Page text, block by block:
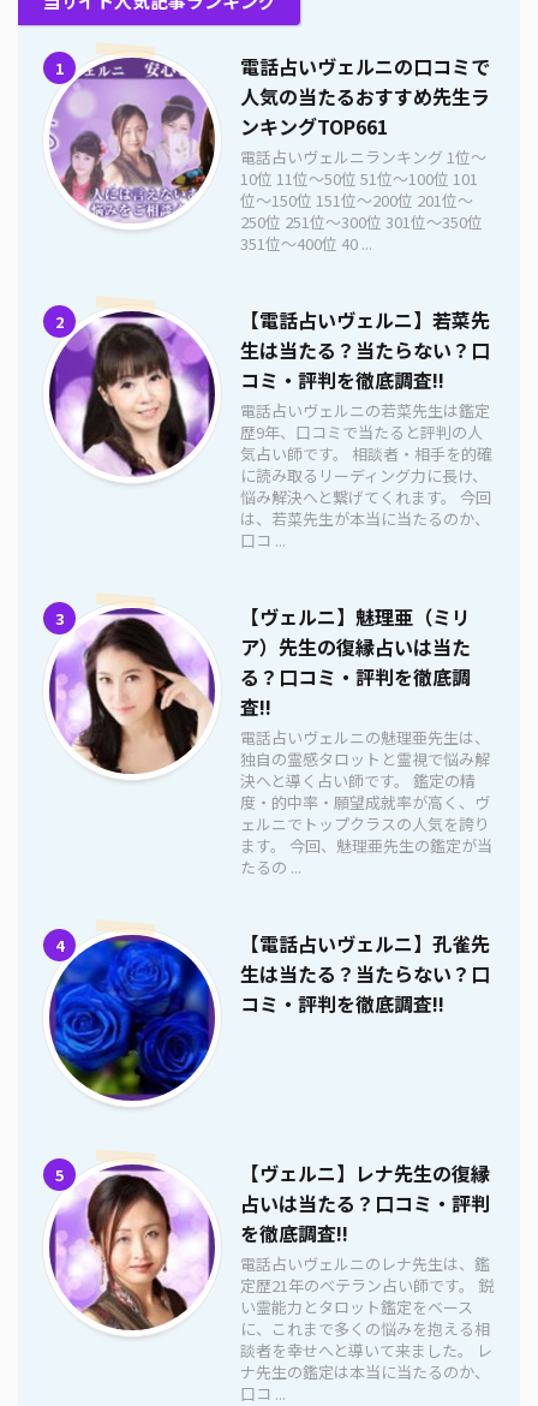
1
電話占いヴェルニの口コミで
人気の当たるおすすめ先生ラ
ンキングTOP661
電話占いヴェルニランキング 1位〜
10位 11位〜50位 51位〜100位 101
位〜150位 151位〜200位 201位〜
250位 251位〜300位 301位〜350位
351位〜400位 40 ...
2
【電話占いヴェルニ】若菜先
生は当たる？当たらない？口
コミ・評判を徹底調査!!
電話占いヴェルニの若菜先生は鑑定
歴9年、口コミで当たると評判の人
気占い師です。 相談者・相手を的確
に読み取るリーディング力に長け、
悩み解決へと繋げてくれます。 今回
は、若菜先生が本当に当たるのか、
口コ ...
3
【ヴェルニ】魅理亜（ミリ
ア）先生の復縁占いは当た
る？口コミ・評判を徹底調
査!!
電話占いヴェルニの魅理亜先生は、
独自の霊感タロットと霊視で悩み解
決へと導く占い師です。 鑑定の精
度・的中率・願望成就率が高く、ヴ
ェルニでトップクラスの人気を誇り
ます。 今回、魅理亜先生の鑑定が当
たるの ...
4
【電話占いヴェルニ】孔雀先
生は当たる？当たらない？口
コミ・評判を徹底調査!!
5
【ヴェルニ】レナ先生の復縁
占いは当たる？口コミ・評判
を徹底調査!!
電話占いヴェルニのレナ先生は、鑑
定歴21年のベテラン占い師です。 鋭
い霊能力とタロット鑑定をベース
に、これまで多くの悩みを抱える相
談者を幸せへと導いて来ました。 レ
ナ先生の鑑定は本当に当たるのか、
口コ ...